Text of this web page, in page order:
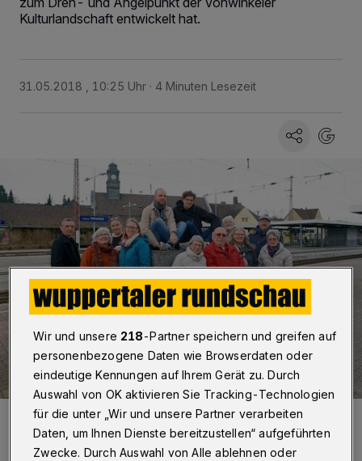
Kulturlandschaft entwickelt hat.
31.05.2018 , 10:25 Uhr 4 Minuten Lesezeit
Die "Bahnhofsversteher" des BürgerBahnhofs Vohwinkel.
Foto: BürgerBahnhof Vohwinkel
Wir und unsere 218-Partner speichern und greifen auf
personenbezogene Daten wie Browserdaten oder
eindeutige Kennungen auf Ihrem Gerät zu. Durch
Auswahl von OK aktivieren Sie Tracking-Technologien
für die unter „Wir und unsere Partner verarbeiten
Daten, um Ihnen Dienste bereitzustellen“ aufgeführten
Zwecke. Durch Auswahl von Alle ablehnen oder